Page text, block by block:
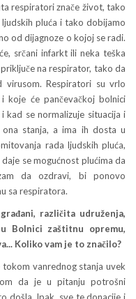
respiratori znače život, tako
pluća i tako dobijamo
od dijagnoze o kojoj se radi.
srčani infarkt ili neka teška
na respirator, tako da
virusom. Respiratori su vrlo
koje će pančevačkoj bolnici
kad se normalizuje situacija i
stanja, a ima ih dosta u
rada ljudskih pluća,
se mogućnost plućima da
da ozdravi, bi ponovo
sa respiratora.
različita udruženja,
Bolnici zaštitnu opremu,
Koliko vam je to značilo?
vanrednog stanja uvek
da je u pitanju potrošni
došla. Ipak, sve te donacije i